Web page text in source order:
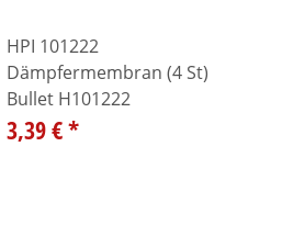
HPI 101222
Dämpfermembran (4 St)
Bullet H101222
3,39 €*